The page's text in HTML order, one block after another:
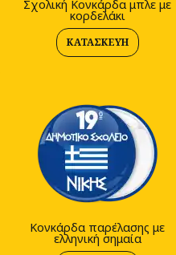
Σχολική Κονκάρδα μπλε με
κορδελάκι
ΚΑΤΑΣΚΕΥΉ
Κονκάρδα παρέλασης με
ελληνική σημαία